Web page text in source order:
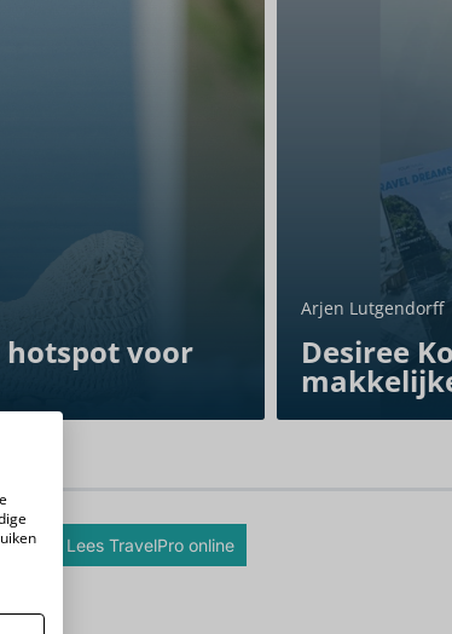
hotspot voor
Arjen Lutgendorff
Desiree
Lees TravelPro online